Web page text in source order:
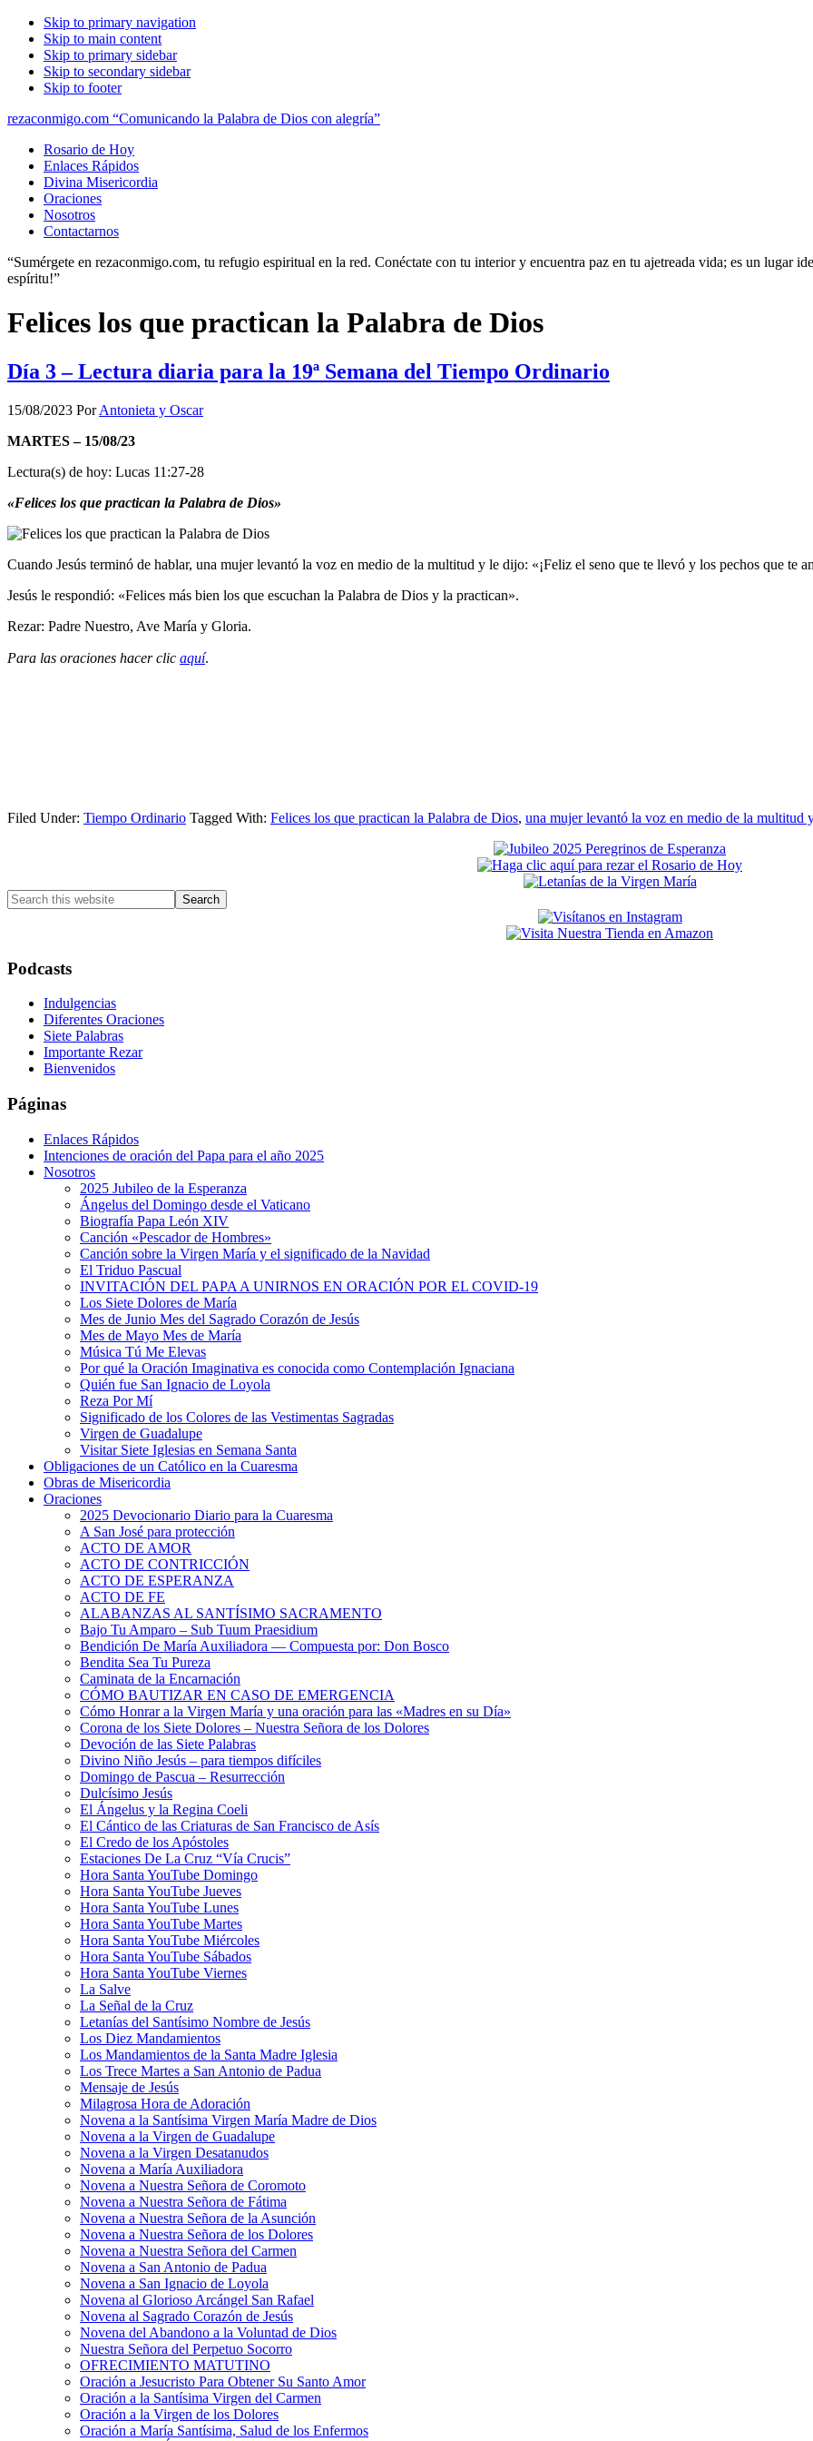
Skip to primary navigation
Skip to main content
Skip to primary sidebar
Skip to secondary sidebar
Skip to footer
rezaconmigo.com “Comunicando la Palabra de Dios con alegría”
Rosario de Hoy
Enlaces Rápidos
Divina Misericordia
Oraciones
Nosotros
Contactarnos
“Sumérgete en rezaconmigo.com, tu refugio espiritual en la red. Conéctate con tu interior y encuentra paz en tu ajetreada vida; es un lugar
espíritu!”
Felices los que practican la Palabra de Dios
Día 3 – Lectura diaria para la 19ª Semana del Tiempo Ordinario
15/08/2023 PorAntonieta y Oscar
MARTES – 15/08/23
Lectura(s) de hoy: Lucas 11:27-28
«Felices los que practican la Palabra de Dios»
Cuando Jesús terminó de hablar, una mujer levantó la voz en medio de la multitud y le dijo: «¡Feliz el seno que te llevó y los pechos que te
Jesús le respondió: «Felices más bien los que escuchan la Palabra de Dios y la practican».
Rezar: Padre Nuestro, Ave María y Gloria.
Para las oraciones hacer clic aquí.
Filed Under: Tiempo Ordinario Tagged With: Felices los que practican la Palabra de Dios, una mujer levantó la voz en medio de la multitud
Search
this
Podcasts
Indulgencias
Diferentes Oraciones
Siete Palabras
Importante Rezar
Bienvenidos
Páginas
Enlaces Rápidos
Intenciones de oración del Papa para el año 2025
Nosotros
2025 Jubileo de la Esperanza
Ángelus del Domingo desde el Vaticano
Biografía Papa León XIV
Canción «Pescador de Hombres»
Canción sobre la Virgen María y el significado de la Navidad
El Triduo Pascual
INVITACIÓN DEL PAPA A UNIRNOS EN ORACIÓN POR EL COVID-19
Los Siete Dolores de María
Mes de Junio Mes del Sagrado Corazón de Jesús
Mes de Mayo Mes de María
Música Tú Me Elevas
Por qué la Oración Imaginativa es conocida como Contemplación Ignaciana
Quién fue San Ignacio de Loyola
Reza Por Mí
Significado de los Colores de las Vestimentas Sagradas
Virgen de Guadalupe
Visitar Siete Iglesias en Semana Santa
Obligaciones de un Católico en la Cuaresma
Obras de Misericordia
Oraciones
2025 Devocionario Diario para la Cuaresma
A San José para protección
ACTO DE AMOR
ACTO DE CONTRICCIÓN
ACTO DE ESPERANZA
ACTO DE FE
ALABANZAS AL SANTÍSIMO SACRAMENTO
Bajo Tu Amparo – Sub Tuum Praesidium
Bendición De María Auxiliadora — Compuesta por: Don Bosco
Bendita Sea Tu Pureza
Caminata de la Encarnación
CÓMO BAUTIZAR EN CASO DE EMERGENCIA
Cómo Honrar a la Virgen María y una oración para las «Madres en su Día»
Corona de los Siete Dolores – Nuestra Señora de los Dolores
Devoción de las Siete Palabras
Divino Niño Jesús – para tiempos difíciles
Domingo de Pascua – Resurrección
Dulcísimo Jesús
El Ángelus y la Regina Coeli
El Cántico de las Criaturas de San Francisco de Asís
El Credo de los Apóstoles
Estaciones De La Cruz “Vía Crucis”
Hora Santa YouTube Domingo
Hora Santa YouTube Jueves
Hora Santa YouTube Lunes
Hora Santa YouTube Martes
Hora Santa YouTube Miércoles
Hora Santa YouTube Sábados
Hora Santa YouTube Viernes
La Salve
La Señal de la Cruz
Letanías del Santísimo Nombre de Jesús
Los Diez Mandamientos
Los Mandamientos de la Santa Madre Iglesia
Los Trece Martes a San Antonio de Padua
Mensaje de Jesús
Milagrosa Hora de Adoración
Novena a la Santísima Virgen María Madre de Dios
Novena a la Virgen de Guadalupe
Novena a la Virgen Desatanudos
Novena a María Auxiliadora
Novena a Nuestra Señora de Coromoto
Novena a Nuestra Señora de Fátima
Novena a Nuestra Señora de la Asunción
Novena a Nuestra Señora de los Dolores
Novena a Nuestra Señora del Carmen
Novena a San Antonio de Padua
Novena a San Ignacio de Loyola
Novena al Glorioso Arcángel San Rafael
Novena al Sagrado Corazón de Jesús
Novena del Abandono a la Voluntad de Dios
Nuestra Señora del Perpetuo Socorro
OFRECIMIENTO MATUTINO
Oración a Jesucristo Para Obtener Su Santo Amor
Oración a la Santísima Virgen del Carmen
Oración a la Virgen de los Dolores
Oración a María Santísima, Salud de los Enfermos